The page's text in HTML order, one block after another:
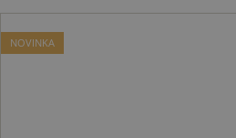
NOVINKA